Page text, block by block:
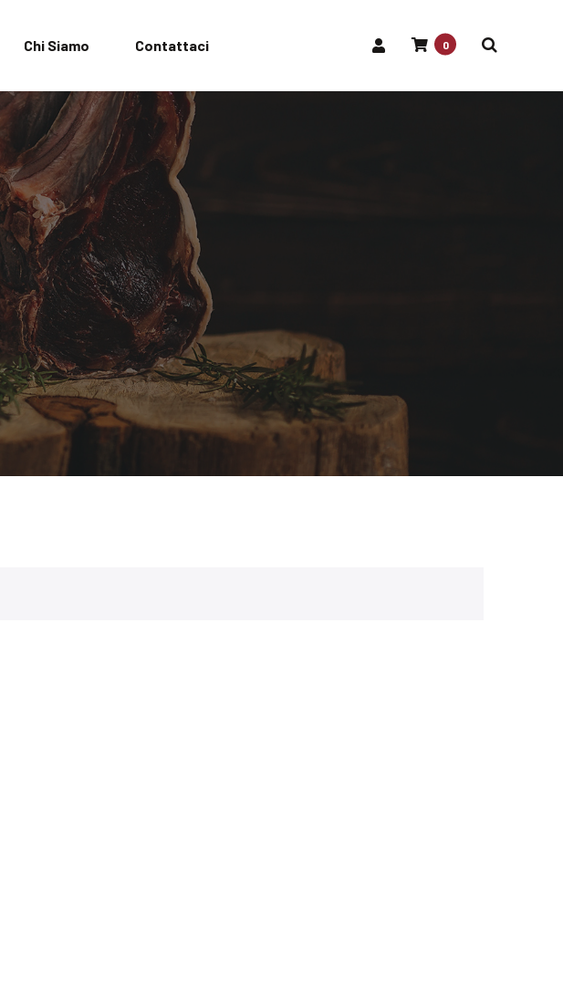
Chi Siamo Contattaci 0